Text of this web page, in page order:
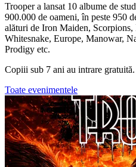
Trooper a lansat 10 albume de
900.000 de oameni, în peste 950
alături de Iron Maiden, Scorpions,
Whitesnake, Europe, Manowar,
Prodigy etc.
Copiii sub 7 ani au intrare gratuită.
Toate evenimentele